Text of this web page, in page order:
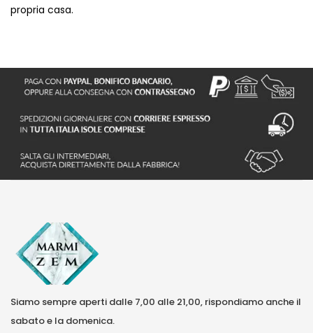
propria casa.
Siamo sempre aperti dalle 7,00 alle 21,00, rispondiamo anche il
sabato e la domenica.